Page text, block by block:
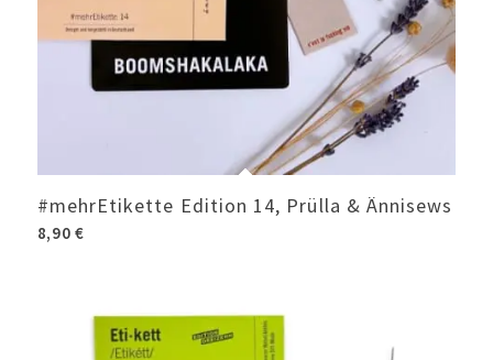
#mehrEtikette Edition 14, Prülla & Ännisews
8,90 €